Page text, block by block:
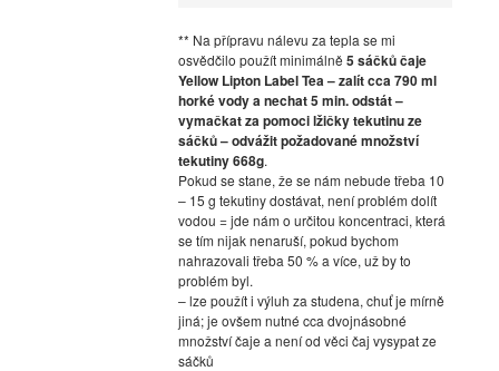
** Na přípravu nálevu za tepla se mi
osvědčilo použít minimálně 5 sáčků čaje
Yellow Lipton Label Tea – zalít cca 790 ml
horké vody a nechat 5 min. odstát –
vymačkat za pomoci lžičky tekutinu ze
sáčků – odvážit požadované množství
tekutiny 668g.
Pokud se stane, že se nám nebude třeba 10
– 15 g tekutiny dostávat, není problém dolít
vodou = jde nám o určitou koncentraci, která
se tím nijak nenaruší, pokud bychom
nahrazovali třeba 50 % a více, už by to
problém byl.
– lze použít i výluh za studena, chuť je mírně
jiná; je ovšem nutné cca dvojnásobné
množství čaje a není od věci čaj vysypat ze
sáčků